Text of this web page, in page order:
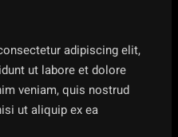
adipiscing elit,
ut labore et dolore
veniam, quis nostrud
ut aliquip ex ea